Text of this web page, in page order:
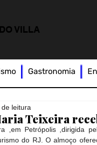
VILLA
Teixeira
de leitura
,em Petrópolis ,dirigida
do RJ. O almoço
Gastronomia